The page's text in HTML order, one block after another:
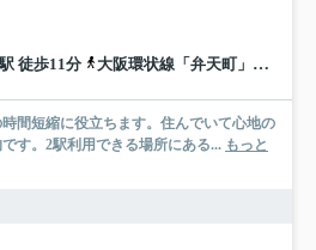
徒歩11分
大阪環状線「弁天町」駅 徒歩27分
間短縮に役立ちます。住んでいて心地の
す。2駅利用できる場所にある... もっと